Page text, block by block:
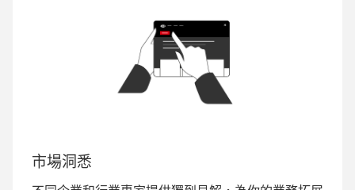
市場洞悉